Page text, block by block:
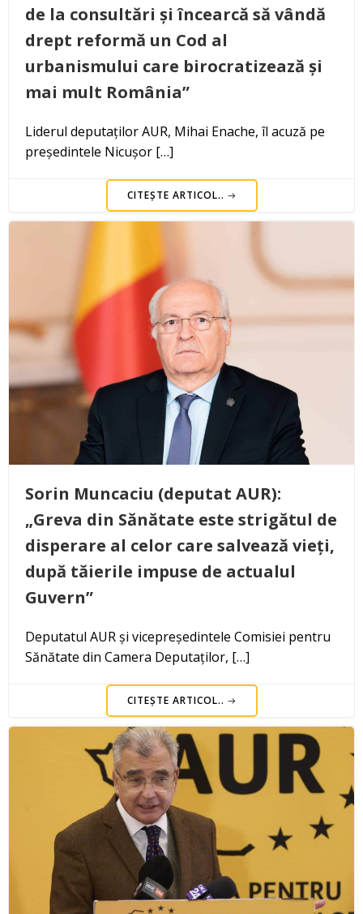
de la consultări și încearcă să vândă
drept reformă un Cod al
urbanismului care birocratizează și
mai mult România”
Liderul deputaților AUR, Mihai Enache, îl acuză pe
președintele Nicușor […]
CITEȘTE ARTICOL..
Sorin Muncaciu (deputat AUR):
„Greva din Sănătate este strigătul de
disperare al celor care salvează vieți,
după tăierile impuse de actualul
Guvern”
Deputatul AUR și vicepreședintele Comisiei pentru
Sănătate din Camera Deputaților, […]
CITEȘTE ARTICOL..